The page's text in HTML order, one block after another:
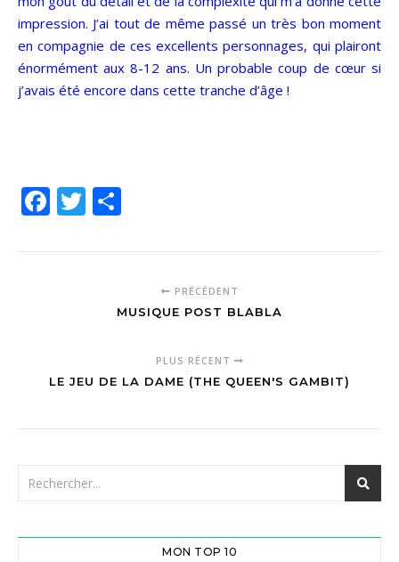
impression. J’ai tout de même passé un très bon moment
en compagnie de ces excellents personnages, qui plairont
énormément aux 8-12 ans. Un probable coup de cœur si
j’avais été encore dans cette tranche d’âge !
Facebook
Twitter
PRÉCÉDENT
MUSIQUE POST BLABLA
PLUS RÉCENT
LE JEU DE LA DAME (THE QUEEN'S GAMBIT)
MON TOP 10